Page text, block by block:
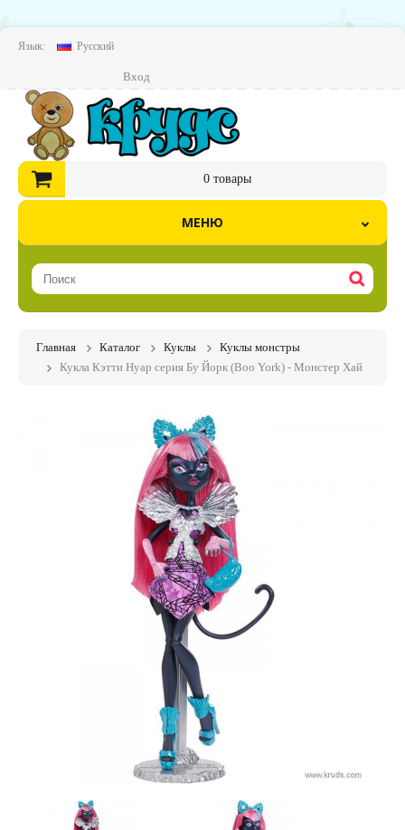
Язык: Русский
Вход
0товары
МЕНЮ
Главная Каталог Куклы
Куклы монстры
Кукла Кэтти Нуар серия Бу Йорк (Boo York) - Монстер Хай